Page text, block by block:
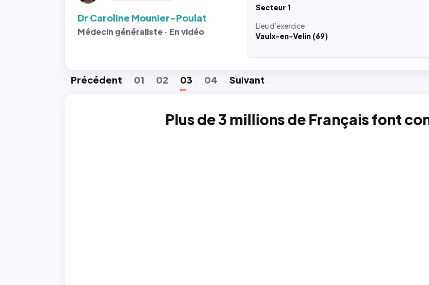
Dr Caroline Mounier-Poulat
Médecin généraliste · En vidéo
Secteur 1
Lieud'exercice
Vaulx-en-Velin (69)
Précédent 01 02 03 04 Suivant
Plus de 3 millions de Français font